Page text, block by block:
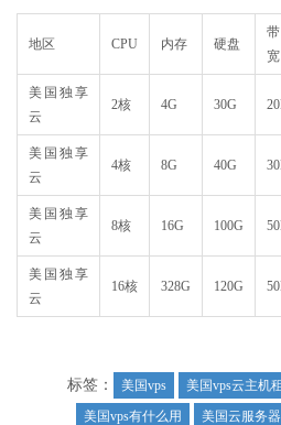
地区 CPU 内存 硬盘
带
宽
美国独享
云
2核 ​4G 30G
美国独享
云
4核 ​8G 40G
美国独享
云
8核 ​16G 100G
美国独享
云
16核 328G 120G
标签： 美国vps 美国vps云主机
美国vps有什么用
美国云服务器